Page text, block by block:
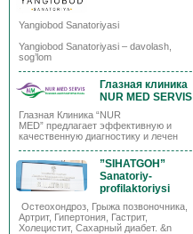
Yangiobod Sanatoriyasi
Yangiobod Sanatoriyasi – davolash,
sog’lom
Глазная клиника
NUR MED SERVIS
Глазная Клиника “NUR
MED” предлагает эффективную и
качественную диагностику и лечен
”SIHATGOH”
Sanatoriy-
profilaktoriysi
Остеохондроз, Грыжа позвоночника,
Артрит, Гипертония, Гастрит,
Холецистит, Сахарный диабет. &n